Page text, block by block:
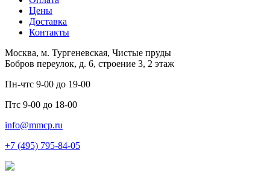
Цены
Доставка
Контакты
Москва, м. Тургеневская, Чистые пруды
Бобров переулок, д. 6, строение 3, 2 этаж
Пн-чтс 9-00 до 19-00
Птс 9-00 до 18-00
info@mmcp.ru
+7 (495) 795-84-05